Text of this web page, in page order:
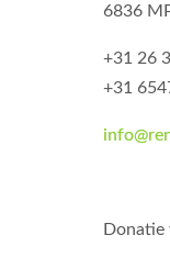
6836
+31 26
+31
Donatie